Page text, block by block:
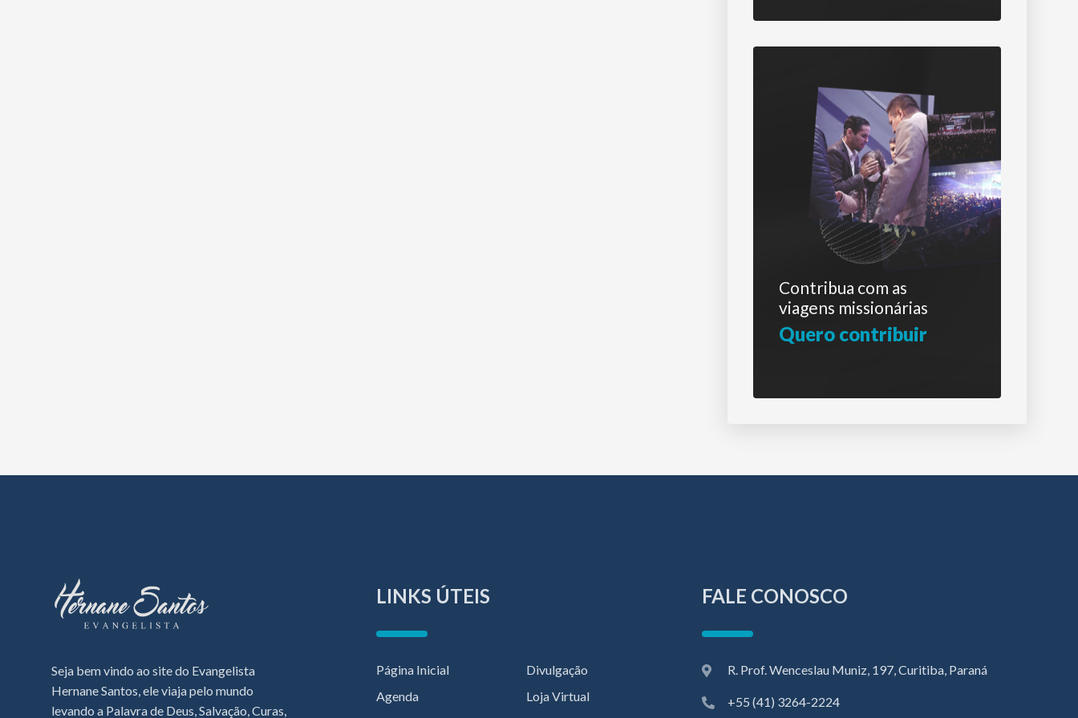
Contribua com as
viagens missionárias
Quero contribuir
Seja bem vindo ao site do Evangelista
Hernane Santos, ele viaja pelo mundo
levando a Palavra de Deus, Salvação, Curas,
LINKS ÚTEIS
Página Inicial
Agenda
Divulgação
Loja Virtual
FALE CONOSCO
R. Prof. Wenceslau Muniz, 197, Curitiba, Paraná
+55 (41) 3264-2224